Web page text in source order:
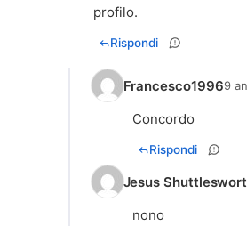
profilo.
Rispondi
Francesco19969
Concordo
Rispondi
Jesus
nono